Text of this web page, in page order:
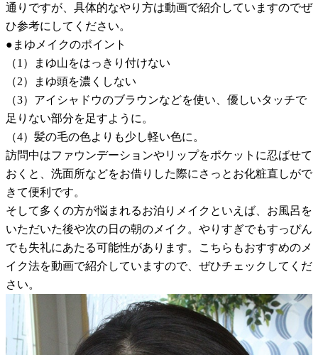
通りですが、具体的なやり方は動画で紹介していますのでぜ
ひ参考にしてください。
●まゆメイクのポイント
（1）まゆ山をはっきり付けない
（2）まゆ頭を濃くしない
（3）アイシャドウのブラウンなどを使い、優しいタッチで
足りない部分を足すように。
（4）髪の毛の色よりも少し軽い色に。
訪問中はファウンデーションやリップをポケットに忍ばせて
おくと、洗面所などをお借りした際にさっとお化粧直しがで
きて便利です。
そして多くの方が悩まれるお泊りメイクといえば、お風呂を
いただいた後や次の日の朝のメイク。やりすぎでもすっぴん
でも失礼にあたる可能性があります。こちらもおすすめのメ
イク法を動画で紹介していますので、ぜひチェックしてくだ
さい。